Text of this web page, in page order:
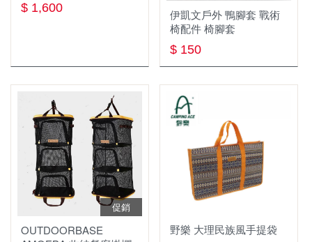
座式吊帶，胸位吊帶
座板
裝備包袋 繩袋 繩筒
繩索保護器/套
勢能吸收器 緩衝包 防墜包
扁帶 扁帶環 繩圈 腳環
配件 工具
固定點 確保點 假支點 分力盤
滑輪
下降器/確保器
扁帶 扁帶環 繩環 腳環
保暖上衣
短袖排汗衫
雨衣 防水褲
背心
羽絨外套
襪子
保暖頭巾
鈦鍋
鈦碗
登山背包(未滿30L)
腰包 零錢包 小物袋
登頂包
單肩休閒背包
側背包
戰術背包
頭燈
瓦斯燈
手電筒
燈條
旋轉扣
折疊式
登山杖配件週邊
飲水系統
水壺 水瓶
水袋
保溫瓶
水壺水袋週邊
吸管水袋
1~3人 帳篷
4人以上 帳篷
炊事帳 客廳帳
衛浴帳
帳篷週邊
天幕 地布
睡眠用具
化纖睡袋 蓋毯
睡袋內套
吊床與吊床週邊
睡眠用具週邊
行軍床
鍋具
鍋具週邊
不鏽鋼鍋
鋁合金鍋
聚熱強效鍋 效率系統鍋
爐具
瓦斯爐
瓦斯
卡式爐
餐廚用具
匙叉筷
鍋杓鏟
食品類
戶外傢俱
$ 1,600
伊凱文戶外 鴨腳套 戰術
椅配件 椅腳套
$ 150
促銷
OUTDOORBASE
野樂 大理民族風手提袋